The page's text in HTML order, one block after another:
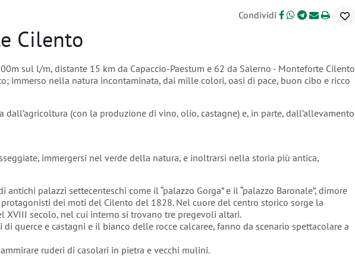
Condividi
Cilento
sul l/m, distante 15 km da Capaccio-Paestum e 62 da Salerno - Monteforte Cilento
immerso nella natura incontaminata, dai mille colori, oasi di pace, buon cibo e ricco
(con la produzione di vino, olio, castagne) e, in parte, dall’allevamento
immergersi nel verde della natura, e inoltrarsi nella storia più antica,
palazzi settecenteschi come il “palazzo Gorga” e il “palazzo Baronale”, dimore
protagonisti dei moti del Cilento del 1828. Nel cuore del centro storico sorge la
XVIII secolo, nel cui interno si trovano tre pregevoli altari.
querce e castagni e il bianco delle rocce calcaree, fanno da scenario spettacolare a
ruderi di casolari in pietra e vecchi mulini.